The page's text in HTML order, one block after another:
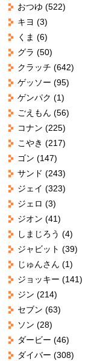
おつゆ (522)
キヨ (3)
くま (6)
グラ (50)
クラッチ (642)
ゲッソー (95)
ゲンパク (1)
ごえもん (56)
コナン (225)
こやき (217)
ゴン (147)
サンド (243)
ジェイ (323)
ジェロ (3)
ジオン (41)
しまじろう (4)
ジャビット (39)
じゅんさん (1)
ジョッキー (141)
ジン (214)
セブン (63)
ソン (28)
ダービー (46)
ダイバー (308)